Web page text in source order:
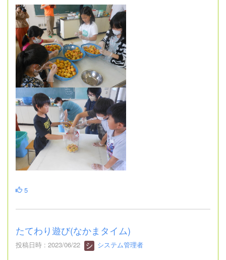
5
たてわり遊び(なかまタイム)
投稿日時 : 2023/06/22 システム管理者